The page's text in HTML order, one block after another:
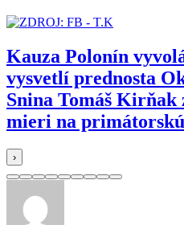
Kauza Polonín
vysvetlí prednosta
Snina Tomáš
mieri na
›